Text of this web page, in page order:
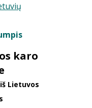
karo
Lietuvos